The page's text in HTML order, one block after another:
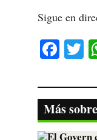
Sigue en
Fa
ce
bo
ok
T
r
Más